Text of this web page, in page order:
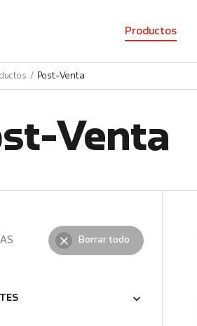
Productos
Post-Venta
Venta
Borrar todo